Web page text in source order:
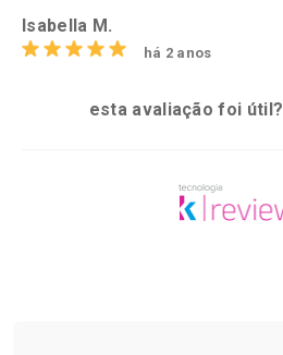
Isabella M.
há 2 anos
esta avaliação foi útil?